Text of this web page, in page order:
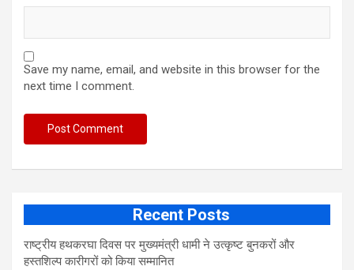
Save my name, email, and website in this browser for the
next time I comment.
Recent Posts
राष्ट्रीय हथकरघा दिवस पर मुख्यमंत्री धामी ने उत्कृष्ट बुनकरों और
हस्तशिल्प कारीगरों को किया सम्मानित